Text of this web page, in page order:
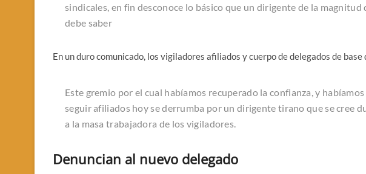
sindicales, en fin desconoce lo básico que un dirigente de la
debe saber
En un duro comunicado, los vigiladores afiliados y cuerpo de delegados de
Este gremio por el cual habíamos recuperado la confianza, y
seguir afiliados hoy se derrumba por un dirigente tirano que se cree
a la masa trabajadora de los vigiladores.
Denuncian al nuevo delegado